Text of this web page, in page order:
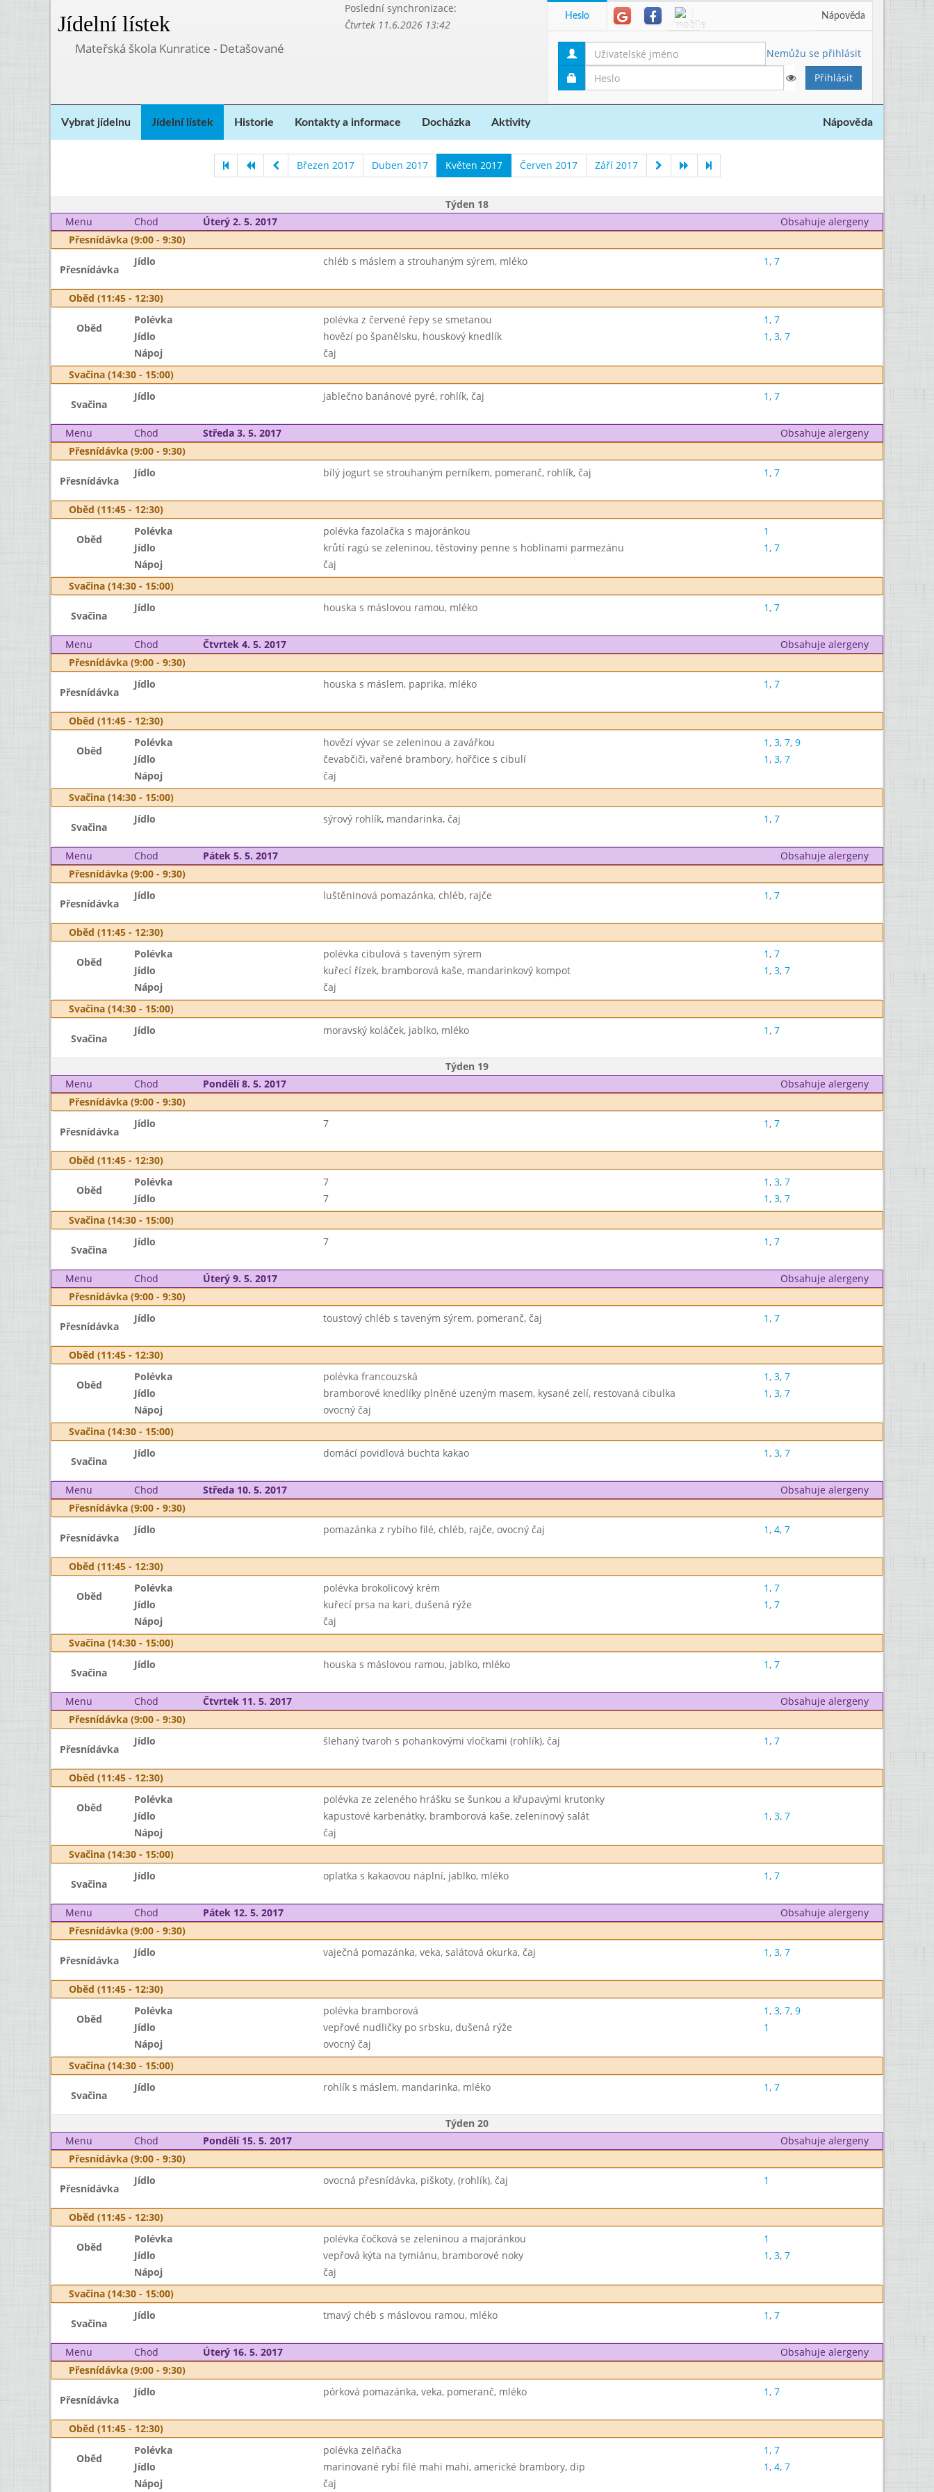
Jídelní lístek
Poslední synchronizace:
Čtvrtek 11.6.2026 13:42
Mateřská škola Kunratice - Detašované
Heslo Nápověda
Nemůžu se přihlásit
Vybrat jídelnu Jídelní lístek Historie Kontakty a informace Docházka Aktivity Nápověda
Březen 2017 Duben 2017 Květen 2017 Červen 2017 Září 2017
Týden 18
Menu
Chod Úterý 2. 5. 2017
Obsahuje alergeny
Přesnídávka (9:00 - 9:30)
Přesnídávka
Jídlo chléb s máslem a strouhaným sýrem, mléko 1, 7
Oběd (11:45 - 12:30)
Oběd
Polévka polévka z červené řepy se smetanou 1, 7
Jídlo
hovězí po španělsku, houskový knedlík 1, 3, 7
Nápoj
čaj
Svačina (14:30 - 15:00)
Svačina
Jídlo jablečno banánové pyré, rohlík, čaj 1, 7
Menu Chod Středa 3. 5. 2017
Obsahuje alergeny
Přesnídávka (9:00 - 9:30)
Přesnídávka
Jídlo bílý jogurt se strouhaným perníkem, pomeranč, rohlík, čaj 1, 7
Oběd (11:45 - 12:30)
Oběd
Polévka polévka fazolačka s majoránkou
1
Jídlo
krůtí ragú se zeleninou, těstoviny penne s hoblinami parmezánu 1, 7
Nápoj
čaj
Svačina (14:30 - 15:00)
Svačina
Jídlo houska s máslovou ramou, mléko 1, 7
Menu Chod Čtvrtek 4. 5. 2017
Obsahuje alergeny
Přesnídávka (9:00 - 9:30)
Přesnídávka
Jídlo houska s máslem, paprika, mléko 1, 7
Oběd (11:45 - 12:30)
Oběd
Polévka hovězí vývar se zeleninou a zavářkou 1, 3, 7, 9
Jídlo
čevabčiči, vařené brambory, hořčice s cibulí 1, 3, 7
Nápoj
čaj
Svačina (14:30 - 15:00)
Svačina
Jídlo sýrový rohlík, mandarinka, čaj 1, 7
Menu Chod Pátek 5. 5. 2017
Obsahuje alergeny
Přesnídávka (9:00 - 9:30)
Přesnídávka
Jídlo luštěninová pomazánka, chléb, rajče 1, 7
Oběd (11:45 - 12:30)
Oběd
Polévka polévka cibulová s taveným sýrem 1, 7
Jídlo
kuřecí řízek, bramborová kaše, mandarinkový kompot 1, 3, 7
Nápoj
čaj
Svačina (14:30 - 15:00)
Svačina
Jídlo moravský koláček, jablko, mléko 1, 7
Týden 19
Menu
Chod Pondělí 8. 5. 2017
Obsahuje alergeny
Přesnídávka (9:00 - 9:30)
Přesnídávka
Jídlo 7 1, 7
Oběd (11:45 - 12:30)
Oběd
Polévka 7 1, 3, 7
Jídlo
7 1, 3, 7
Svačina (14:30 - 15:00)
Svačina
Jídlo 7 1, 7
Menu Chod Úterý 9. 5. 2017
Obsahuje alergeny
Přesnídávka (9:00 - 9:30)
Přesnídávka
Jídlo toustový chléb s taveným sýrem, pomeranč, čaj 1, 7
Oběd (11:45 - 12:30)
Oběd
Polévka polévka francouzská 1, 3, 7
Jídlo
bramborové knedlíky plněné uzeným masem, kysané zelí, restovaná cibulka 1, 3, 7
Nápoj
ovocný čaj
Svačina (14:30 - 15:00)
Svačina
Jídlo domácí povidlová buchta kakao 1, 3, 7
Menu Chod Středa 10. 5. 2017
Obsahuje alergeny
Přesnídávka (9:00 - 9:30)
Přesnídávka
Jídlo pomazánka z rybího filé, chléb, rajče, ovocný čaj 1, 4, 7
Oběd (11:45 - 12:30)
Oběd
Polévka polévka brokolicový krém 1, 7
Jídlo
kuřecí prsa na kari, dušená rýže 1, 7
Nápoj
čaj
Svačina (14:30 - 15:00)
Svačina
Jídlo houska s máslovou ramou, jablko, mléko 1, 7
Menu Chod Čtvrtek 11. 5. 2017
Obsahuje alergeny
Přesnídávka (9:00 - 9:30)
Přesnídávka
Jídlo šlehaný tvaroh s pohankovými vločkami (rohlík), čaj 1, 7
Oběd (11:45 - 12:30)
Oběd
Polévka
polévka ze zeleného hrášku se šunkou a křupavými krutonky
Jídlo
kapustové karbenátky, bramborová kaše, zeleninový salát 1, 3, 7
Nápoj
čaj
Svačina (14:30 - 15:00)
Svačina
Jídlo oplatka s kakaovou náplní, jablko, mléko 1, 7
Menu Chod Pátek 12. 5. 2017
Obsahuje alergeny
Přesnídávka (9:00 - 9:30)
Přesnídávka
Jídlo vaječná pomazánka, veka, salátová okurka, čaj 1, 3, 7
Oběd (11:45 - 12:30)
Oběd
Polévka polévka bramborová 1, 3, 7, 9
Jídlo
vepřové nudličky po srbsku, dušená rýže
1
Nápoj
ovocný čaj
Svačina (14:30 - 15:00)
Svačina
Jídlo rohlík s máslem, mandarinka, mléko 1, 7
Týden 20
Menu
Chod Pondělí 15. 5. 2017
Obsahuje alergeny
Přesnídávka (9:00 - 9:30)
Přesnídávka
Jídlo ovocná přesnídávka, piškoty, (rohlík), čaj 1
Oběd (11:45 - 12:30)
Oběd
Polévka polévka čočková se zeleninou a majoránkou
1
Jídlo
vepřová kýta na tymiánu, bramborové noky 1, 3, 7
Nápoj
čaj
Svačina (14:30 - 15:00)
Svačina
Jídlo tmavý chéb s máslovou ramou, mléko 1, 7
Menu Chod Úterý 16. 5. 2017
Obsahuje alergeny
Přesnídávka (9:00 - 9:30)
Přesnídávka
Jídlo pórková pomazánka, veka, pomeranč, mléko 1, 7
Oběd (11:45 - 12:30)
Oběd
Polévka polévka zelňačka 1, 7
Jídlo
marinované rybí filé mahi mahi, americké brambory, dip 1, 4, 7
Nápoj
čaj